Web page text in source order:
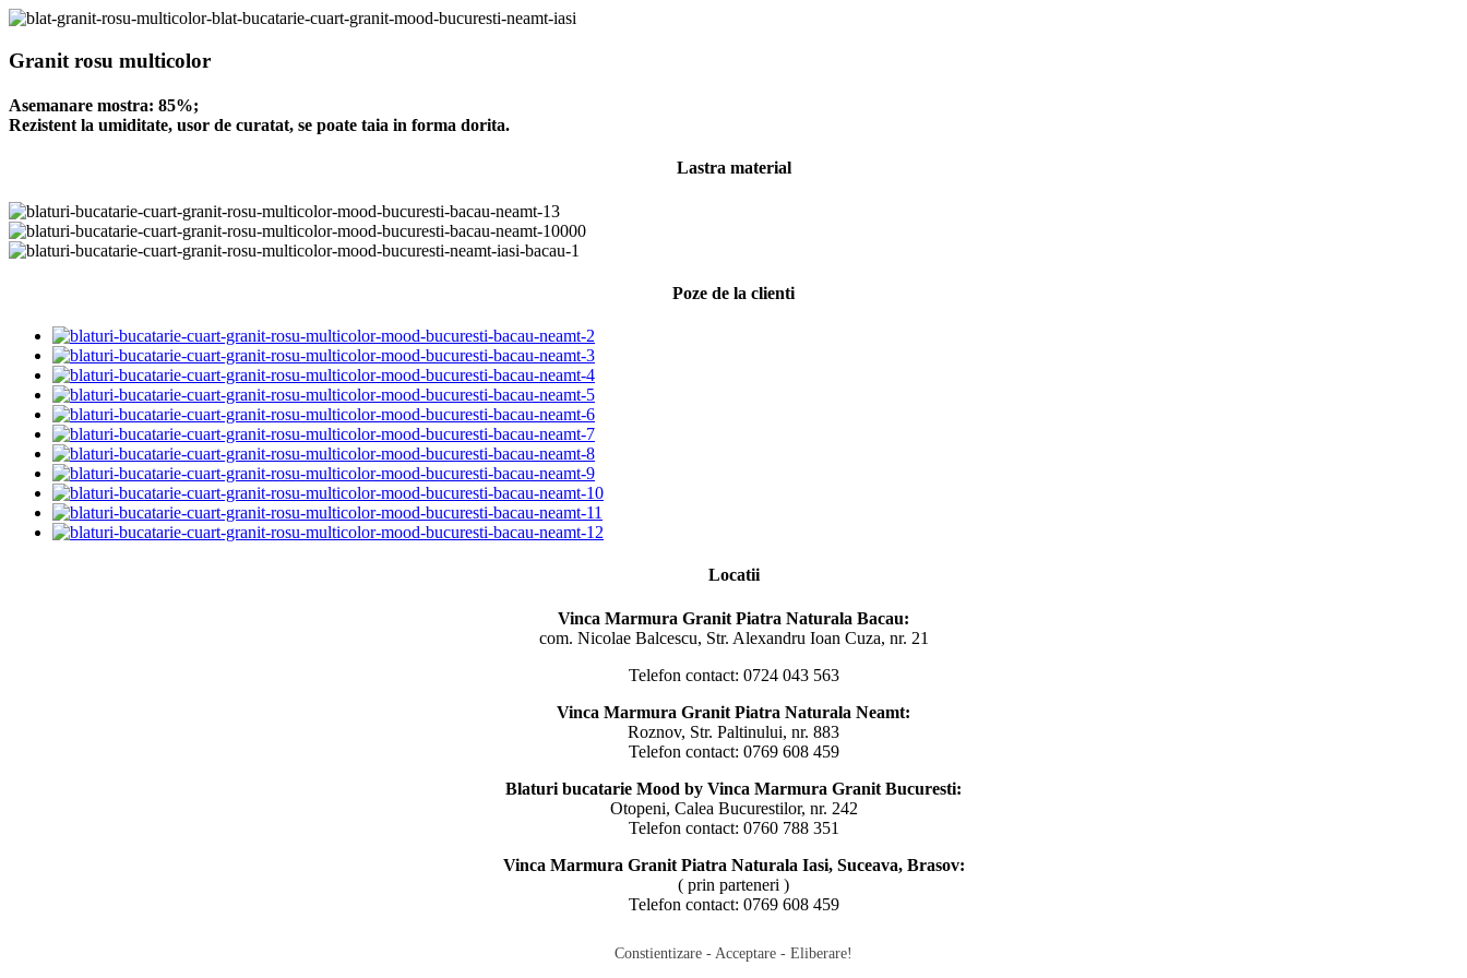
Granit rosu multicolor
Asemanare mostra: 85%;
Rezistent la umiditate, usor de curatat, se poate taia in forma dorita.
Lastra material
Poze de la clienti
Locatii
Vinca Marmura Granit Piatra Naturala Bacau:
com. Nicolae Balcescu, Str. Alexandru Ioan Cuza, nr. 21
Telefon contact: 0724 043 563
Vinca Marmura Granit Piatra Naturala Neamt:
Roznov, Str. Paltinului, nr. 883
Telefon contact: 0769 608 459
Blaturi bucatarie Mood by Vinca Marmura Granit Bucuresti:
Otopeni, Calea Bucurestilor, nr. 242
Telefon contact: 0760 788 351
Vinca Marmura Granit Piatra Naturala Iasi, Suceava, Brasov:
( prin parteneri )
Telefon contact: 0769 608 459
Constientizare - Acceptare - Eliberare!